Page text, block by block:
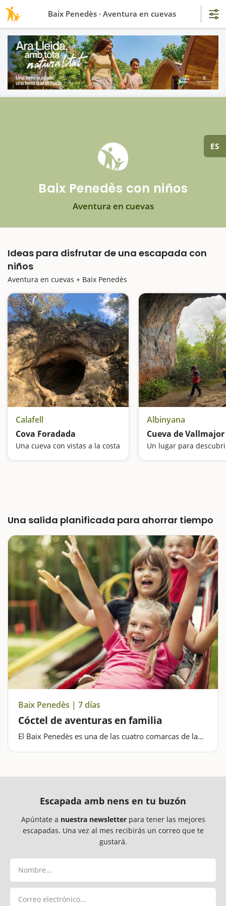
ES
Baix Penedès con niños
Aventura en cuevas
Ideas para disfrutar de una escapada con
niños
Aventura en cuevas + Baix Penedès
Calafell
Cova Foradada
Una cueva con vistas a la costa
Albinyana
Cueva de Vallmajor
Una salida planificada para ahorrar tiempo
Baix Penedès | 7 días
Cóctel de aventuras en familia
El Baix Penedès es una de las cuatro comarcas de la
Escapada amb nens en tu buzón
Apúntate a nuestra newsletterpara tener las mejores
escapadas. Una vez al mes recibirás un correo que te
gustará.
Baix Penedès · Aventura en cuevas